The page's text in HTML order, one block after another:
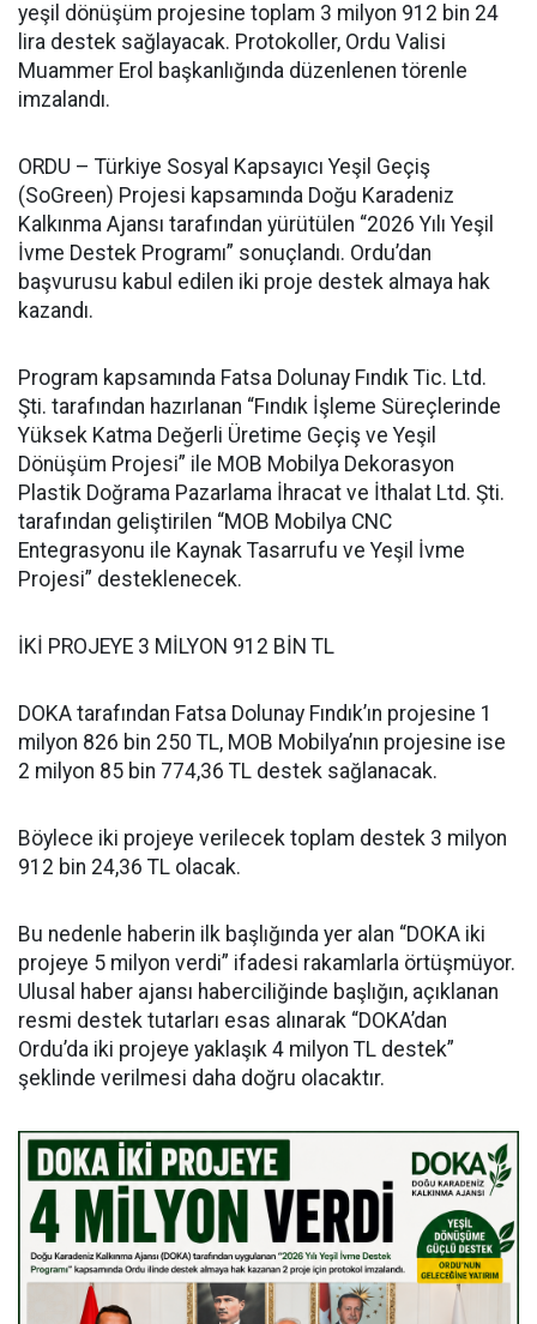
yeşil dönüşüm projesine toplam 3 milyon 912 bin 24
lira destek sağlayacak. Protokoller, Ordu Valisi
Muammer Erol başkanlığında düzenlenen törenle
imzalandı.
ORDU – Türkiye Sosyal Kapsayıcı Yeşil Geçiş
(SoGreen) Projesi kapsamında Doğu Karadeniz
Kalkınma Ajansı tarafından yürütülen “2026 Yılı Yeşil
İvme Destek Programı” sonuçlandı. Ordu’dan
başvurusu kabul edilen iki proje destek almaya hak
kazandı.
Program kapsamında Fatsa Dolunay Fındık Tic. Ltd.
Şti. tarafından hazırlanan “Fındık İşleme Süreçlerinde
Yüksek Katma Değerli Üretime Geçiş ve Yeşil
Dönüşüm Projesi” ile MOB Mobilya Dekorasyon
Plastik Doğrama Pazarlama İhracat ve İthalat Ltd. Şti.
tarafından geliştirilen “MOB Mobilya CNC
Entegrasyonu ile Kaynak Tasarrufu ve Yeşil İvme
Projesi” desteklenecek.
İKİ PROJEYE 3 MİLYON 912 BİN TL
DOKA tarafından Fatsa Dolunay Fındık’ın projesine 1
milyon 826 bin 250 TL, MOB Mobilya’nın projesine ise
2 milyon 85 bin 774,36 TL destek sağlanacak.
Böylece iki projeye verilecek toplam destek 3 milyon
912 bin 24,36 TL olacak.
Bu nedenle haberin ilk başlığında yer alan “DOKA iki
projeye 5 milyon verdi” ifadesi rakamlarla örtüşmüyor.
Ulusal haber ajansı haberciliğinde başlığın, açıklanan
resmi destek tutarları esas alınarak “DOKA’dan
Ordu’da iki projeye yaklaşık 4 milyon TL destek”
şeklinde verilmesi daha doğru olacaktır.